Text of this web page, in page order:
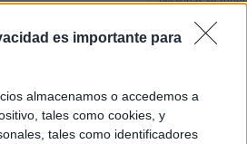
es importante para
almacenamos o accedemos a
tales como cookies, y
tales como identificadores
Rutas,
a Ceuta desde